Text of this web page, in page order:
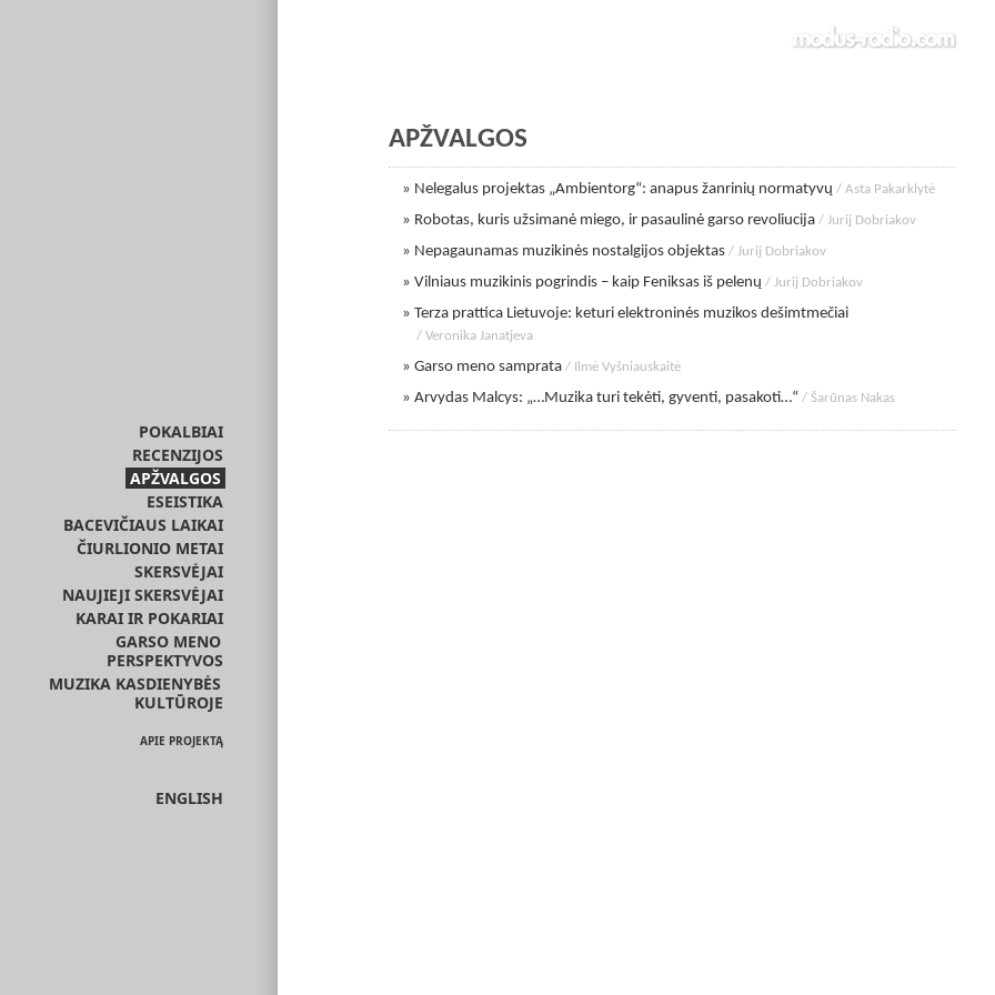
POKALBIAI
RECENZIJOS
APŽVALGOS
ESEISTIKA
BACEVIČIAUS LAIKAI
ČIURLIONIO METAI
SKERSVĖJAI
NAUJIEJI SKERSVĖJAI
KARAI IR POKARIAI
GARSO MENO
PERSPEKTYVOS
MUZIKA KASDIENYBĖS
KULTŪROJE
APIE PROJEKTĄ
ENGLISH
APŽVALGOS
» Nelegalus projektas „Ambientorg“: anapus žanrinių normatyvų / Asta Pakarklytė
» Robotas, kuris užsimanė miego, ir pasaulinė garso revoliucija / Jurij Dobriakov
» Nepagaunamas muzikinės nostalgijos objektas / Jurij Dobriakov
» Vilniaus muzikinis pogrindis – kaip Feniksas iš pelenų / Jurij Dobriakov
» Terza prattica Lietuvoje: keturi elektroninės muzikos dešimtmečiai
/ Veronika Janatjeva
» Garso meno samprata / Ilmė Vyšniauskaitė
» Arvydas Malcys: „…Muzika turi tekėti, gyventi, pasakoti…“ / Šarūnas Nakas